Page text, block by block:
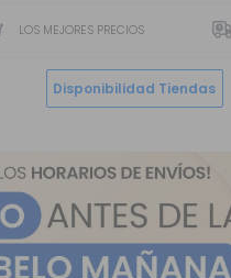
LOS MEJORES PRECIOS
Disponibilidad Tiendas